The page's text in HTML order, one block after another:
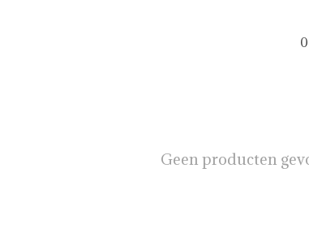
Geen producten